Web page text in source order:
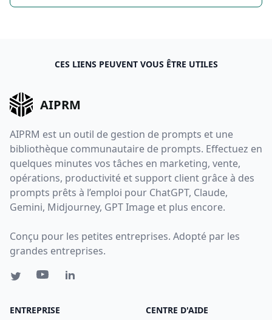
CES LIENS PEUVENT VOUS ÊTRE UTILES
AIPRM
AIPRM est un outil de gestion de prompts et une
bibliothèque communautaire de prompts. Effectuez en
quelques minutes vos tâches en marketing, vente,
opérations, productivité et support client grâce à des
prompts prêts à l’emploi pour ChatGPT, Claude,
Gemini, Midjourney, GPT Image et plus encore.
Conçu pour les petites entreprises. Adopté par les
grandes entreprises.
ENTREPRISE CENTRE D'AIDE